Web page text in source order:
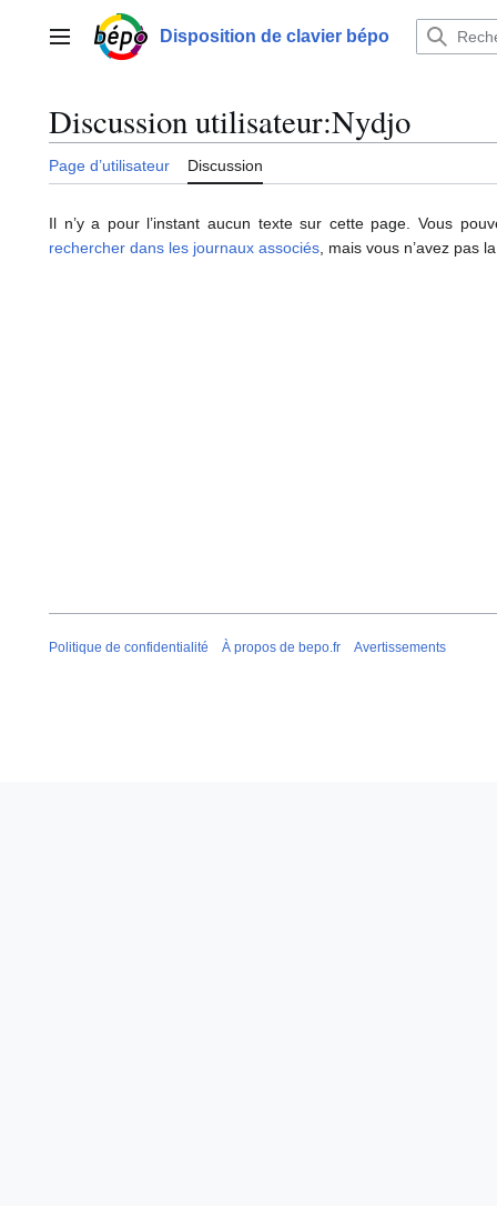
contenuMenu principalDisposition de clavier bépo
Discussion utilisateur:Nydjo
Page d’utilisateur Discussion
Il n’y a pour l’instant aucun texte sur cette page. Vous
rechercher dans les journaux associés , mais vous n’avez pas
Politique de confidentialité À propos de bepo.fr Avertissements